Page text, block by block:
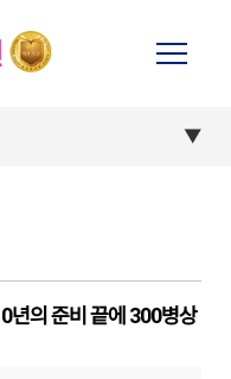
년의 준비 끝에 300병상